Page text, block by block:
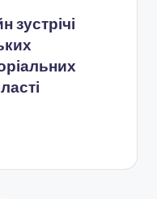
зустрічі